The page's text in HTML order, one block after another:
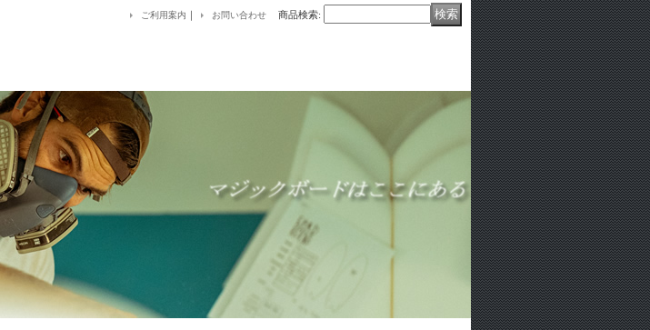
ご利用案内 ｜ お問い合わせ 商品検索: